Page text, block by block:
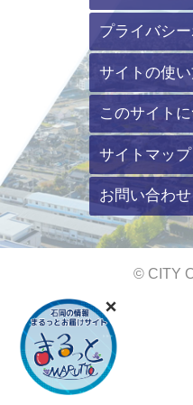
プライバシ
サイトの使
このサイト
サイトマップ
お問い合わせ
© CITY